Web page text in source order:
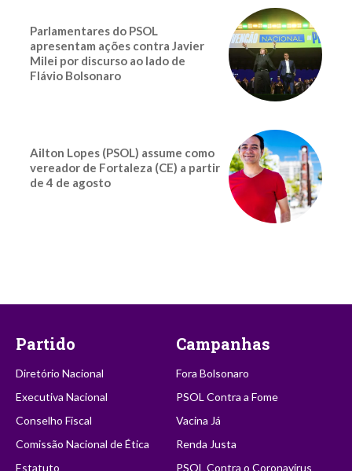
Parlamentares do PSOL
apresentam ações contra Javier
Milei por discurso ao lado de
Flávio Bolsonaro
Ailton Lopes (PSOL) assume como
vereador de Fortaleza (CE) a partir
de 4 de agosto
Partido
Diretório Nacional
Executiva Nacional
Conselho Fiscal
Comissão Nacional de Ética
Estatuto
Campanhas
Fora Bolsonaro
PSOL Contra a Fome
Vacina Já
Renda Justa
PSOL Contra o Coronavírus